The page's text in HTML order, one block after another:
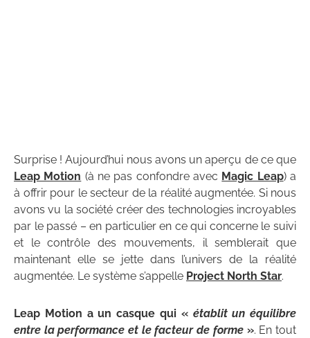
Surprise ! Aujourd’hui nous avons un aperçu de ce que
Leap Motion (à ne pas confondre avec Magic Leap) a
à offrir pour le secteur de la réalité augmentée. Si nous
avons vu la société créer des technologies incroyables
par le passé – en particulier en ce qui concerne le suivi
et le contrôle des mouvements, il semblerait que
maintenant elle se jette dans l’univers de la réalité
augmentée. Le système s’appelle Project North Star.
Leap Motion a un casque qui «établit un équilibre
entre la performance et le facteur de forme ». En tout